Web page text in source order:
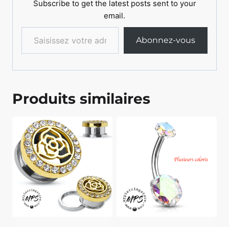
Subscribe to get the latest posts sent to your
email.
Saisissez votre adresse e-mail…
Abonnez-vous
Produits similaires